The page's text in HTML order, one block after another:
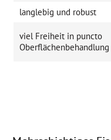
langlebig und robust
viel Freiheit in puncto
Oberflächenbehandlung